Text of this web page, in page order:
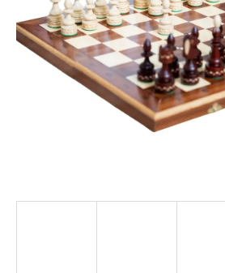
hviezdičiek.